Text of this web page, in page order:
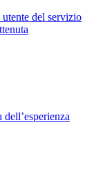
del servizio